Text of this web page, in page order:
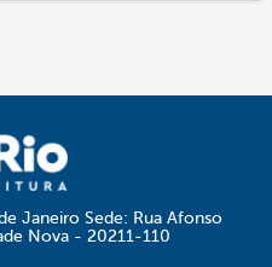
Janeiro Sede: Rua Afonso
Nova - 20211-110